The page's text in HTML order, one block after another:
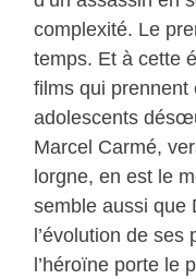
complexité. Le
temps. Et à cette
films qui prennent
adolescents
Marcel Carmé,
lorgne, en est le
semble aussi que
l’évolution de ses
l’héroïne porte le